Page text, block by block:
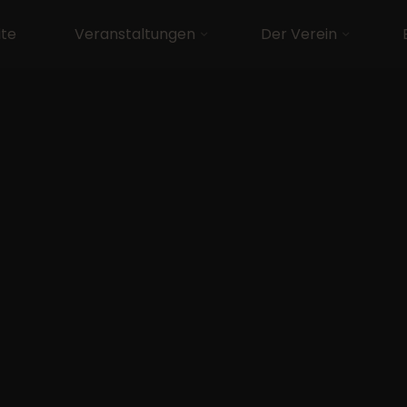
Veranstaltungen Der Verein